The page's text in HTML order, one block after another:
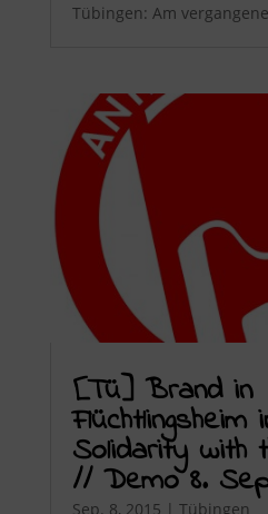
Tübingen: Am
[Tü] Brand in
Flüchtlingsheim
Solidarity with
// Demo 8.
Sep. 8, 2015 | Tübingen